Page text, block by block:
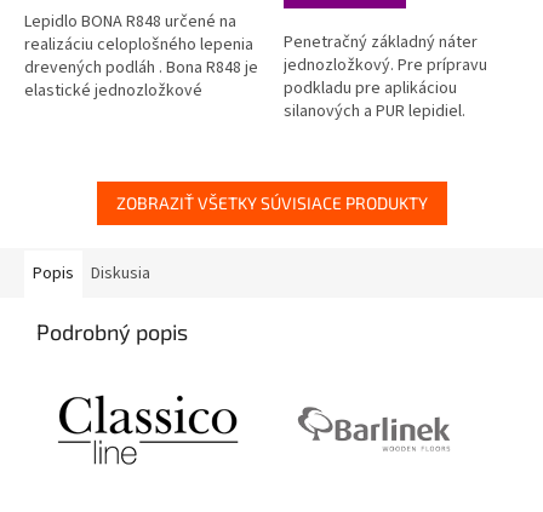
Lepidlo BONA R848 určené na
realizáciu celoplošného lepenia
drevených podláh . Bona R848 je
elastické jednozložkové
Penetračný základný náter
jednozložkový. Pre prípravu
podkladu pre aplikáciou
silanových a PUR lepidiel.
ZOBRAZIŤ VŠETKY SÚVISIACE PRODUKTY
Popis Diskusia
Podrobný popis